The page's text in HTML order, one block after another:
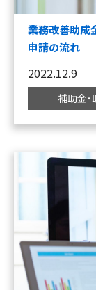
業務改善助成
申請の流れ
2022.12.9
補助金